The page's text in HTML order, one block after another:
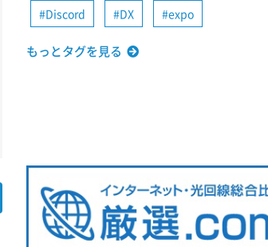
Discord DX expo
もっとタグを見る